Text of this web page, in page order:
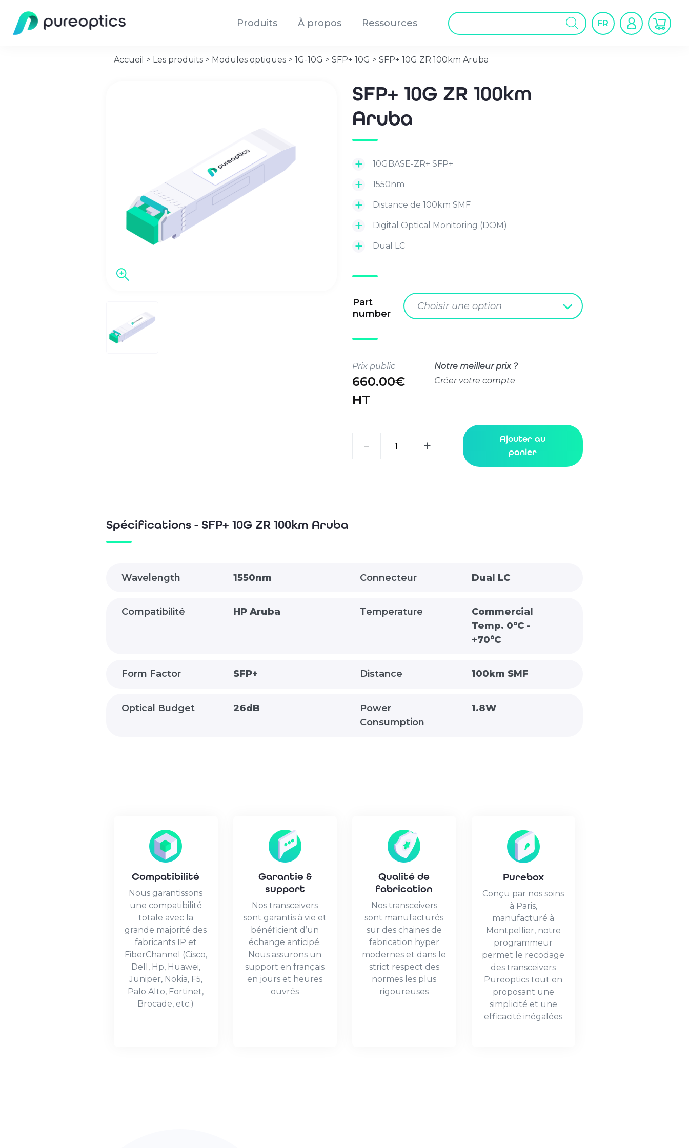
Produits À propos Ressources
Recherche
de
produits
FR
Accueil > Les produits > Modules optiques > 1G-10G > SFP+ 10G > SFP+ 10G ZR 100km Aruba
SFP+ 10G ZR 100km
Aruba
10GBASE-ZR+ SFP+
1550nm
Distance de 100km SMF
Digital Optical Monitoring (DOM)
Dual LC
Part
number
Choisir une option
Prix public
660.00€
HT
Notre meilleur prix ?
Créer votre compte
- +
Ajouter au
panier
Spécifications - SFP+ 10G ZR 100km Aruba
Wavelength 1550nm Connecteur Dual LC
Compatibilité HP Aruba Temperature
Commercial
Temp. 0°C -
+70°C
Form Factor SFP+ Distance 100km SMF
Optical Budget 26dB
Power
Consumption
1.8W
Compatibilité
Nous garantissons
une compatibilité
totale avec la
grande majorité des
fabricants IP et
FiberChannel (Cisco,
Dell, Hp, Huawei,
Juniper, Nokia, F5,
Palo Alto, Fortinet,
Brocade, etc.)
Garantie &
support
Nos transceivers
sont garantis à vie et
bénéficient d’un
échange anticipé.
Nous assurons un
support en français
en jours et heures
ouvrés
Qualité de
fabrication
Nos transceivers
sont manufacturés
sur des chaines de
fabrication hyper
modernes et dans le
strict respect des
normes les plus
rigoureuses
Purebox
Conçu par nos soins
à Paris,
manufacturé à
Montpellier, notre
programmeur
permet le recodage
des transceivers
Pureoptics tout en
proposant une
simplicité et une
efficacité inégalées